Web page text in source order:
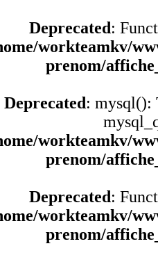
Deprecated:
workteamkv/
prenom/
Deprecated: mysql():
workteamkv/
prenom/
Deprecated:
workteamkv/
prenom/